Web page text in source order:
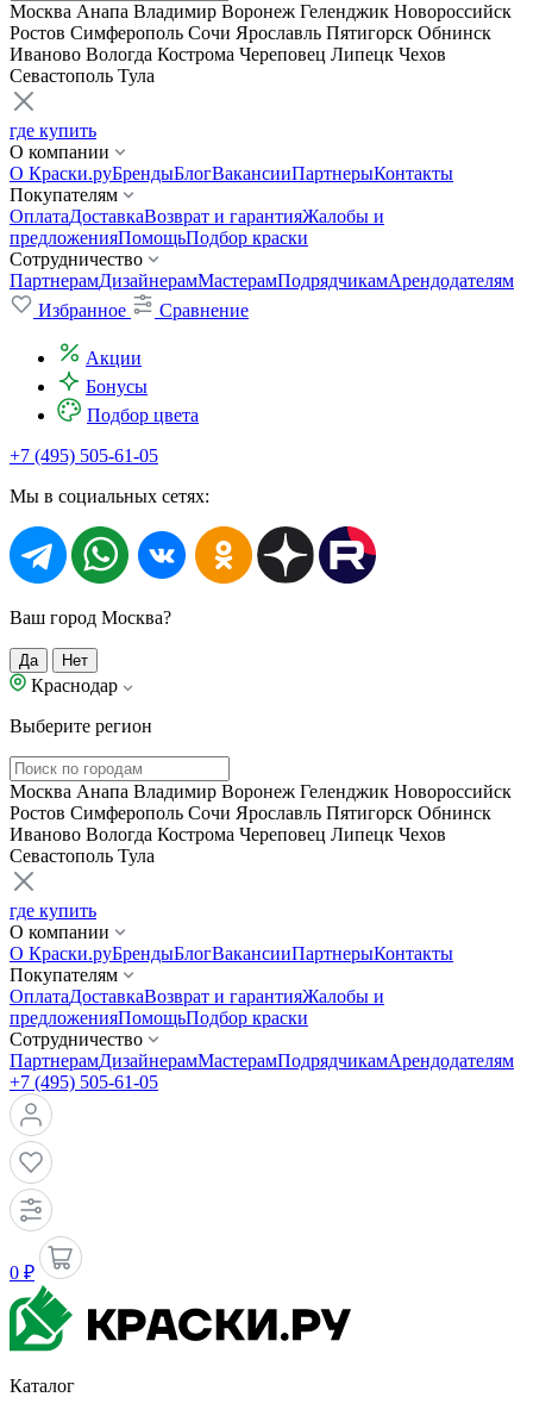
Москва Анапа Владимир Воронеж Геленджик Новороссийск
Ростов Симферополь Сочи Ярославль Пятигорск Обнинск
Иваново Вологда Кострома Череповец Липецк Чехов
Севастополь Тула
где купить
О компании
О Краски.руБрендыБлогВакансииПартнерыКонтакты
Покупателям
ОплатаДоставкаВозврат и гарантияЖалобы и
предложенияПомощьПодбор краски
Сотрудничество
ПартнерамДизайнерамМастерамПодрядчикамАрендодателям
Избранное
Сравнение
Акции
Бонусы
Подбор цвета
+7 (495) 505-61-05
Мы в социальных сетях:
Ваш город Москва?
Да Нет
Краснодар
Выберите регион
Москва Анапа Владимир Воронеж Геленджик Новороссийск
Ростов Симферополь Сочи Ярославль Пятигорск Обнинск
Иваново Вологда Кострома Череповец Липецк Чехов
Севастополь Тула
где купить
О компании
О Краски.руБрендыБлогВакансииПартнерыКонтакты
Покупателям
ОплатаДоставкаВозврат и гарантияЖалобы и
предложенияПомощьПодбор краски
Сотрудничество
ПартнерамДизайнерамМастерамПодрядчикамАрендодателям
+7 (495) 505-61-05
0 ₽
Каталог